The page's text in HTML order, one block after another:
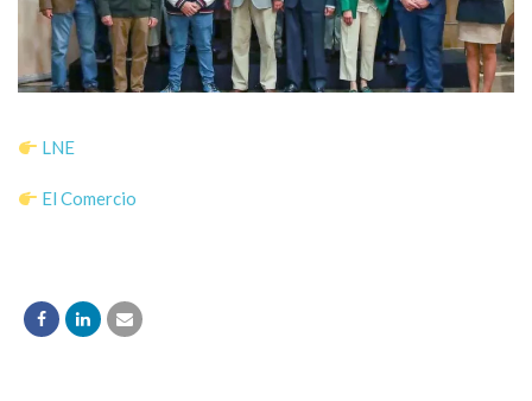
LNE
El Comercio